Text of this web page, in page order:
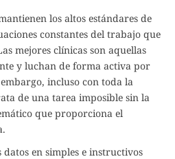
los altos estándares de
constantes del trabajo que
mejores clínicas son aquellas
y luchan de forma activa por
incluso con toda la
de una tarea imposible sin la
que proporciona el
datos en simples e instructivos